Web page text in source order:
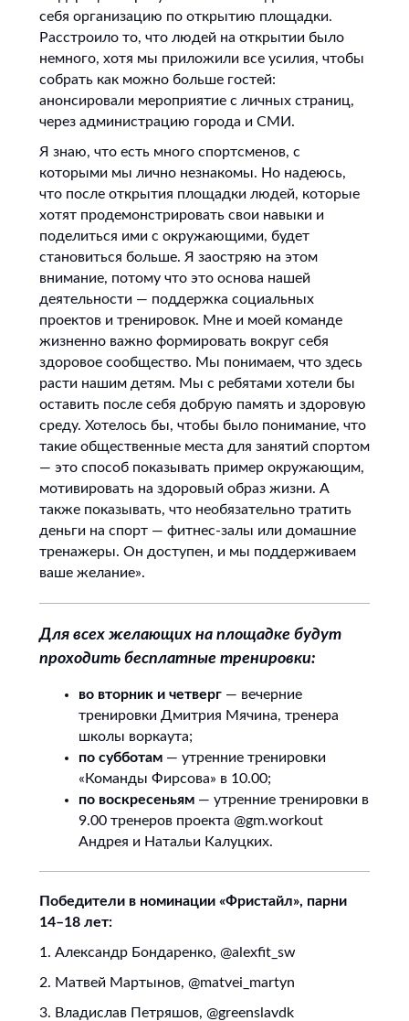
себя организацию по открытию площадки.
Расстроило то, что людей на открытии было
немного, хотя мы приложили все усилия, чтобы
собрать как можно больше гостей:
анонсировали мероприятие с личных страниц,
через администрацию города и СМИ.
Я знаю, что есть много спортсменов, с
которыми мы лично незнакомы. Но надеюсь,
что после открытия площадки людей, которые
хотят продемонстрировать свои навыки и
поделиться ими с окружающими, будет
становиться больше. Я заостряю на этом
внимание, потому что это основа нашей
деятельности — поддержка социальных
проектов и тренировок. Мне и моей команде
жизненно важно формировать вокруг себя
здоровое сообщество. Мы понимаем, что здесь
расти нашим детям. Мы с ребятами хотели бы
оставить после себя добрую память и здоровую
среду. Хотелось бы, чтобы было понимание, что
такие общественные места для занятий спортом
— это способ показывать пример окружающим,
мотивировать на здоровый образ жизни. А
также показывать, что необязательно тратить
деньги на спорт — фитнес-залы или домашние
тренажеры. Он доступен, и мы поддерживаем
ваше желание».
Для всех желающих на площадке будут
проходить бесплатные тренировки:
во вторник и четверг — вечерние
тренировки Дмитрия Мячина, тренера
школы воркаута;
по субботам — утренние тренировки
«Команды Фирсова» в 10.00;
по воскресеньям — утренние тренировки в
9.00 тренеров проекта @gm.workout
Андрея и Натальи Калуцких.
Победители в номинации «Фристайл», парни
14–18 лет:
1. Александр Бондаренко, @alexfit_sw
2. Матвей Мартынов, @matvei_martyn
3. Владислав Петряшов, @greenslavdk